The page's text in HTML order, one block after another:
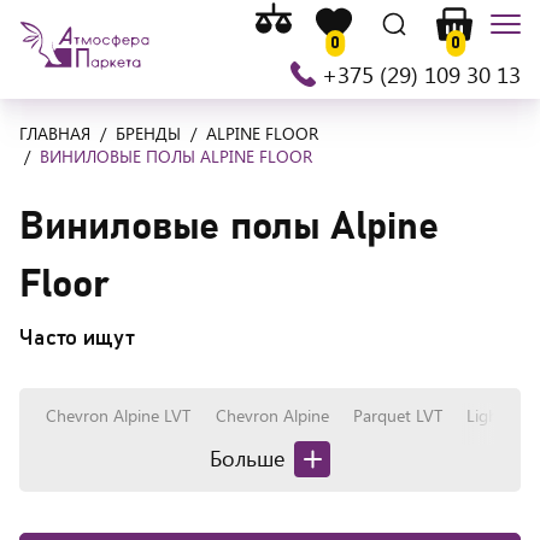
На
главную
+375 (29) 109 30 13
Список
сравненияСписок
желаемого
0 Поиск Корзина
0
ГЛАВНАЯ БРЕНДЫ
ALPINE FLOOR
ВИНИЛОВЫЕ ПОЛЫ ALPINE FLOOR
Виниловые полы Alpine
Floor
Часто ищут
Chevron Alpine LVT Chevron Alpine Parquet LVT Light
развернуть/